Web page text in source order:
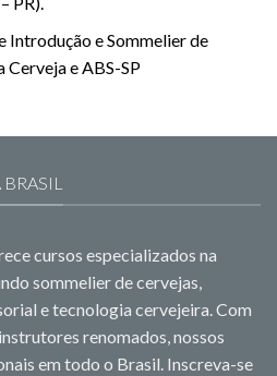
Introdução e Sommelier de
e ABS-SP
cursos especializados na
sommelier de cervejas,
e tecnologia cervejeira. Com
renomados, nossos
em todo o Brasil. Inscreva-se